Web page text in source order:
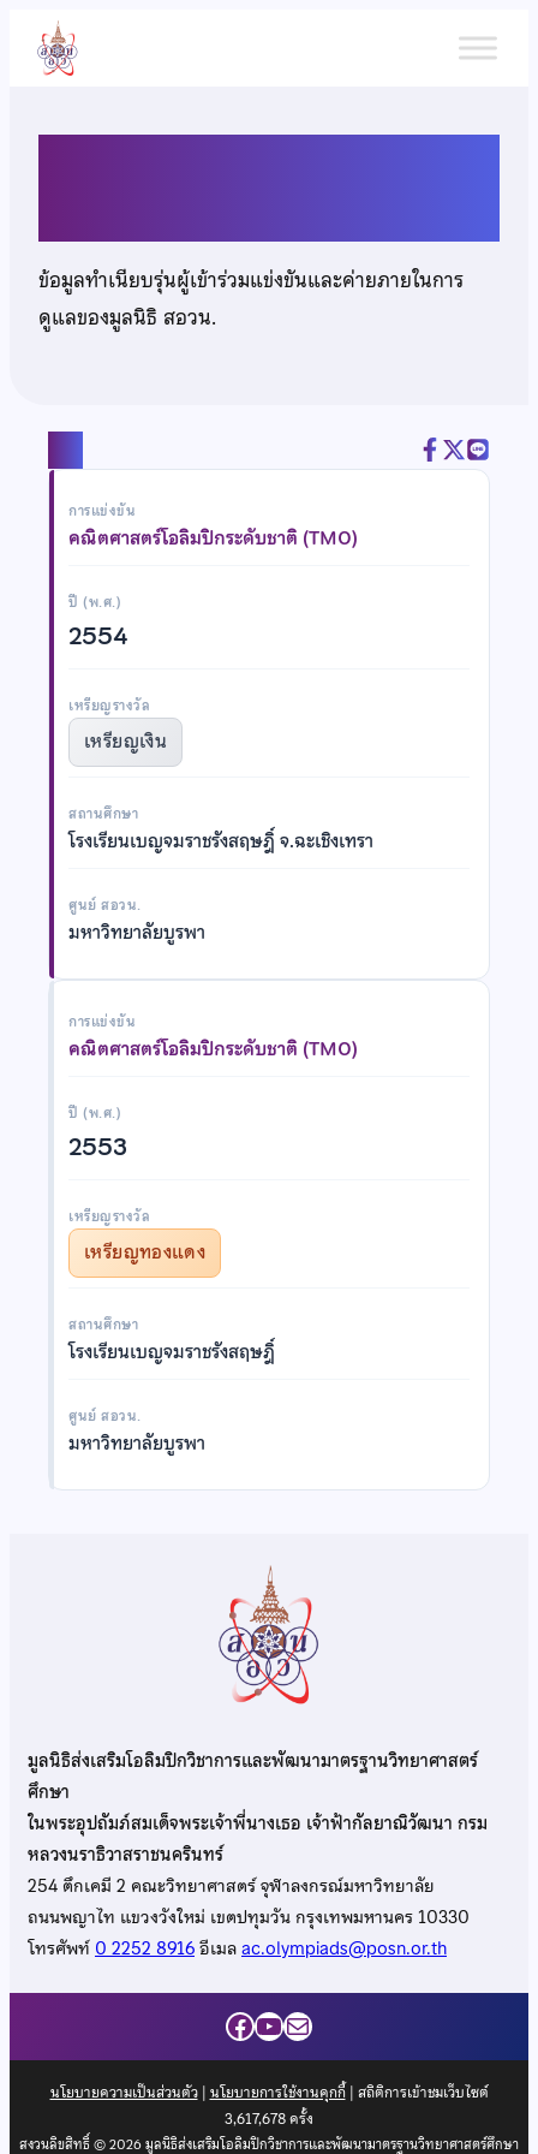
เนื้อหา
ข้อมูลทำเนียบรุ่นผู้เข้าร่วมแข่งขันและค่ายภายในการ
ดูแลของมูลนิธิ สอวน.
การแข่งขัน
คณิตศาสตร์โอลิมปิกระดับชาติ (TMO)
ปี (พ.ศ.)
2554
เหรียญรางวัล
เหรียญเงิน
สถานศึกษา
โรงเรียนเบญจมราชรังสฤษฎิ์ จ.ฉะเชิงเทรา
ศูนย์ สอวน.
มหาวิทยาลัยบูรพา
การแข่งขัน
คณิตศาสตร์โอลิมปิกระดับชาติ (TMO)
ปี (พ.ศ.)
2553
เหรียญรางวัล
เหรียญทองแดง
สถานศึกษา
โรงเรียนเบญจมราชรังสฤษฎิ์
ศูนย์ สอวน.
มหาวิทยาลัยบูรพา
มูลนิธิส่งเสริมโอลิมปิกวิชาการและพัฒนามาตรฐานวิทยาศาสตร์
ศึกษา
ในพระอุปถัมภ์สมเด็จพระเจ้าพี่นางเธอ เจ้าฟ้ากัลยาณิวัฒนา กรม
หลวงนราธิวาสราชนครินทร์
254 ตึกเคมี 2 คณะวิทยาศาสตร์ จุฬาลงกรณ์มหาวิทยาลัย
ถนนพญาไท แขวงวังใหม่ เขตปทุมวัน กรุงเทพมหานคร 10330
โทรศัพท์0 2252 8916อีเมลac.olympiads@posn.or.th
Facebook
YouTube
Mail
นโยบายความเป็นส่วนตัว| นโยบายการใช้งานคุกกี้| สถิติการเข้าชมเว็บไซต์
3,617,678ครั้ง
สงวนลิขสิทธิ์ © 2026 มูลนิธิส่งเสริมโอลิมปิกวิชาการและพัฒนามาตรฐานวิทยาศาสตร์ศึกษา